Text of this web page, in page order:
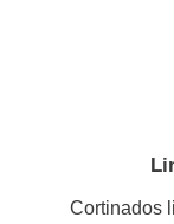
Cortinados